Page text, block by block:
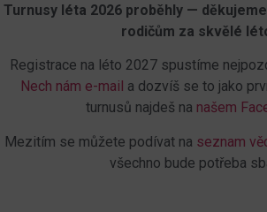
Turnusy léta 2026 proběhly —
rodičům za skvělé
Registrace na léto 2027 spustíme
Nech nám e-mail a dozvíš se to jako
turnusů najdeš na našem
Mezitím se můžete podívat na seznam
všechno bude potřeba